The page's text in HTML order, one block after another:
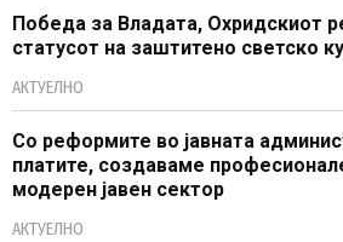
Победа за Владата, Охридскиот
статусот на заштитено светско
АКТУЕЛНО
Со реформите во јавната
платите, создаваме
модерен јавен сектор
АКТУЕЛНО